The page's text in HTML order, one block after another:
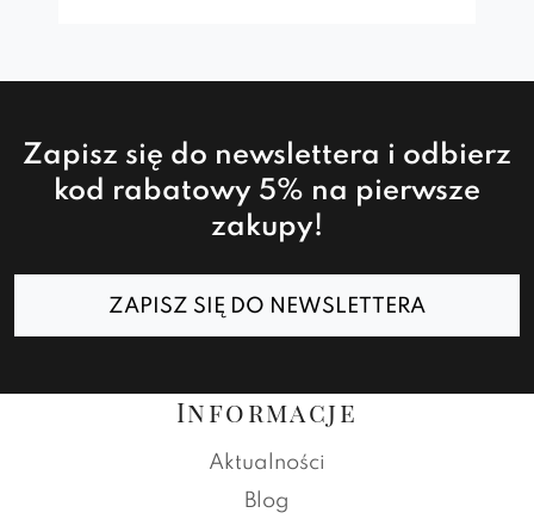
Zapisz się do newslettera i odbierz
kod rabatowy 5% na pierwsze
zakupy!
ZAPISZ SIĘ DO NEWSLETTERA
Informacje
Aktualności
Blog